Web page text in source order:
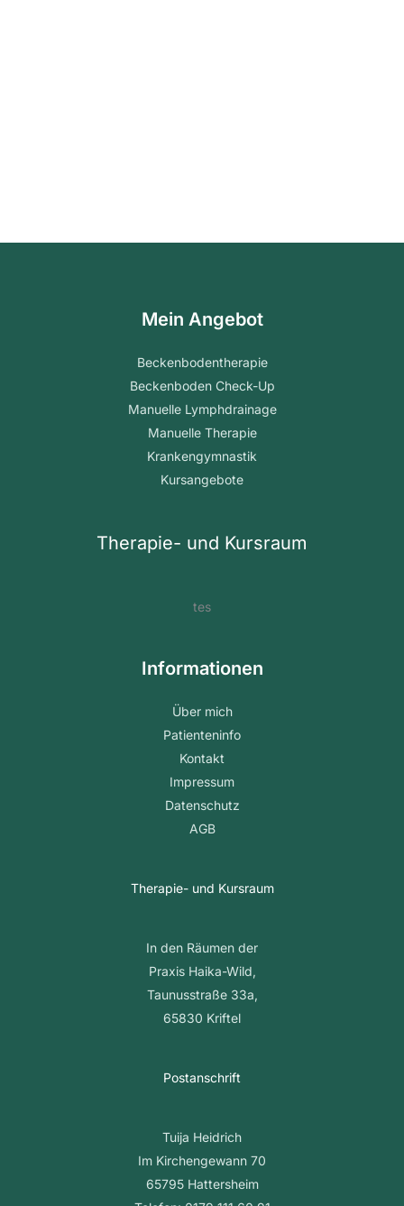
Mein Angebot
Beckenbodentherapie
Beckenboden Check-Up
Manuelle Lymphdrainage
Manuelle Therapie
Krankengymnastik
Kursangebote
Therapie- und Kursraum
tes
Informationen
Über mich
Patienteninfo
Kontakt
Impressum
Datenschutz
AGB
Therapie- und Kursraum
In den Räumen der
Praxis Haika-Wild,
Taunusstraße 33a,
65830 Kriftel
Postanschrift
Tuija Heidrich
Im Kirchengewann 70
65795 Hattersheim